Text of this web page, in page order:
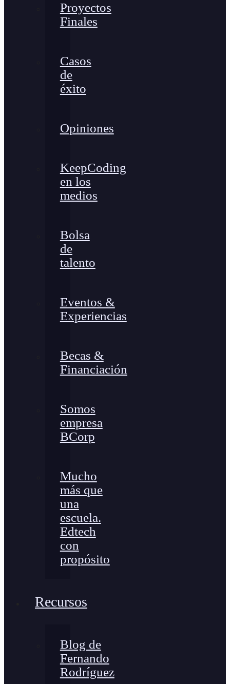
Proyectos
Finales
Casos
de
éxito
Opiniones
KeepCoding
en los
medios
Bolsa
de
talento
Eventos &
Experiencias
Becas &
Financiación
Somos
empresa
BCorp
Mucho
más que
una
escuela.
Edtech
con
propósito
Recursos
Blog de
Fernando
Rodríguez